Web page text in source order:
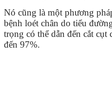
Nó cũng là một phương
bệnh loét chân do tiểu
trọng có thể dẫn đến cắt
đến 97%.